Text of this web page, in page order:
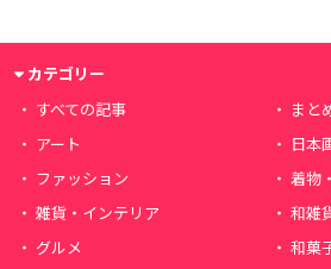
カテゴリー
すべての記事
まと
アート
日本
ファッション
着物
雑貨・インテリア
和雑
グルメ
和菓